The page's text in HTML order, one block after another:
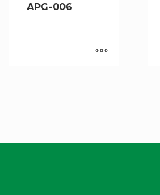
APG-006